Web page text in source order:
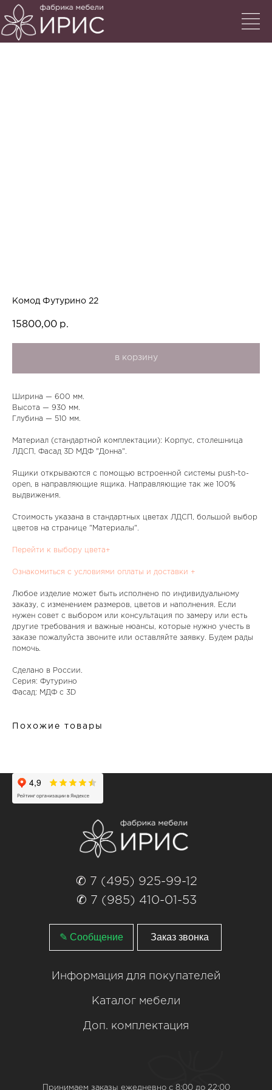
Комод Футурино 22
15800,00 р.
в корзину
Ширина — 600 мм.
Высота — 930 мм.
Глубина — 510 мм.
Материал (стандартной комплектации): Корпус, столешница
ЛДСП, Фасад 3D МДФ "Донна".
Ящики открываются с помощью встроенной системы push-to-
open, в направляющие ящика. Направляющие так же 100%
выдвижения.
Стоимость указана в стандартных цветах ЛДСП, большой выбор
цветов на странице "Материалы".
Перейти к выбору цвета+
Ознакомиться с условиями оплаты и доставки +
Любое изделие может быть исполнено по индивидуальному
заказу, с изменением размеров, цветов и наполнения. Если
нужен совет с выбором или консультация по замеру или есть
другие требования и важные нюансы, которые нужно учесть в
заказе пожалуйста звоните или оставляйте заявку. Будем рады
помочь.
Сделано в России.
Серия: Футурино
Фасад: МДФ с 3D
Похожие товары
✆ 7 (495) 925-99-12
✆ 7 (985) 410-01-53
✎ Сообщение Заказ звонка
Информация для покупателей
Каталог мебели
Доп. комплектация
Принимаем заказы ежедневно с 8:00 до 22:00